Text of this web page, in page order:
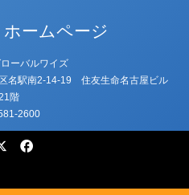
ームページ
ーバルワイズ
名駅南2-14-19 住友⽣命名古屋ビル
階
2600